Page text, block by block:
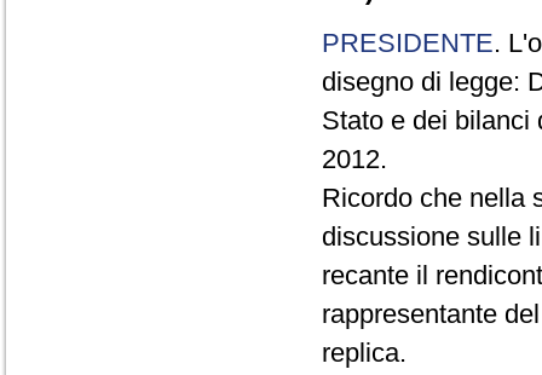
PRESIDENTE.
disegno di legge:
Stato e dei bilanci
2012.
Ricordo che nella
discussione sulle
recante il
rappresentante
replica.